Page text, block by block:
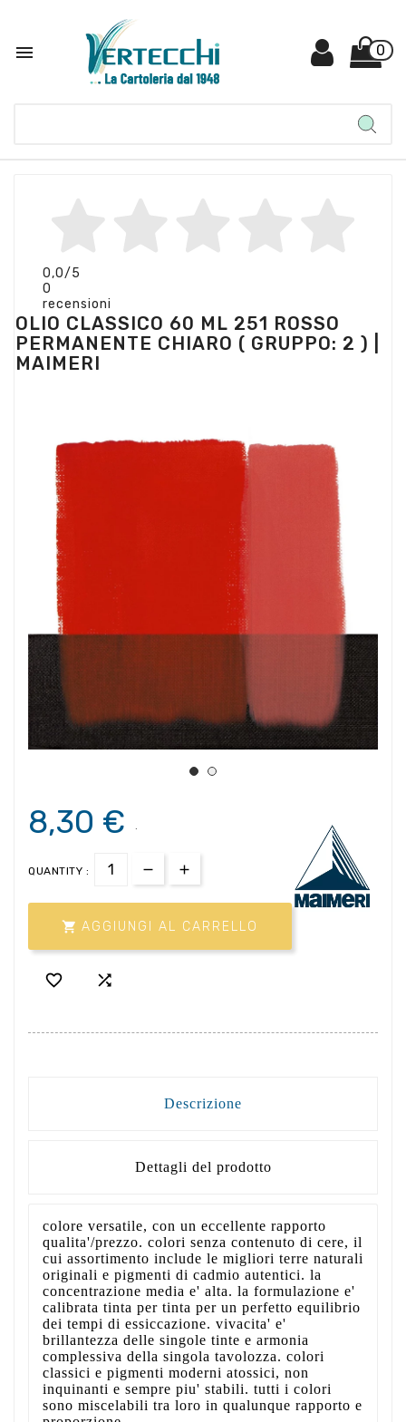
 0
0,0/5
0
recensioni
OLIO CLASSICO 60 ML 251 ROSSO
PERMANENTE CHIARO ( GRUPPO: 2 ) |
MAIMERI
8,30 € .
QUANTITY :
 AGGIUNGI AL CARRELLO
 
Descrizione
Dettagli del prodotto
colore versatile, con un eccellente rapporto
qualita'/prezzo. colori senza contenuto di cere, il
cui assortimento include le migliori terre naturali
originali e pigmenti di cadmio autentici. la
concentrazione media e' alta. la formulazione e'
calibrata tinta per tinta per un perfetto equilibrio
dei tempi di essiccazione. vivacita' e'
brillantezza delle singole tinte e armonia
complessiva della singola tavolozza. colori
classici e pigmenti moderni atossici, non
inquinanti e sempre piu' stabili. tutti i colori
sono miscelabili tra loro in qualunque rapporto e